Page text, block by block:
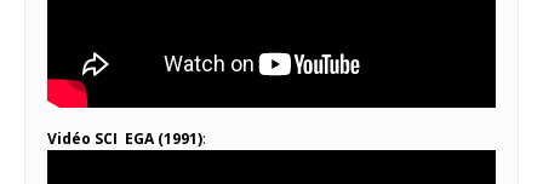
Vidéo SCI EGA (1991):